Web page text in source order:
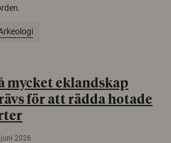
mycket eklandskap
för att rädda hotade
2026